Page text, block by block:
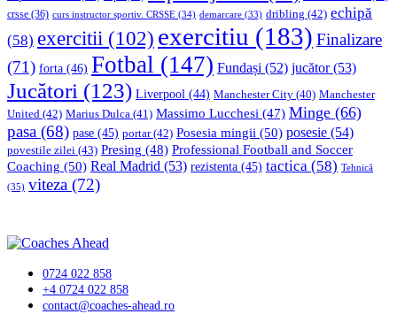
crsse (36) curs instructor sportiv. CRSSE (34) demarcare (33) dribling (42) echipă
(58) exercitii (102) exercitiu (183) Finalizare
(71) forta (46) Fotbal (147) Fundași (52) jucător(53)
Jucători (123) Liverpool (44) Manchester City (40) Manchester
United (42) Marius Dulca (41) Massimo Lucchesi (47) Minge (66)
pasa (68) pase (45) portar(42) Posesia mingii (50) posesie (54)
povestile zilei (43) Presing (48) Professional Football and Soccer
Coaching (50) Real Madrid (53) rezistenta (45) tactica (58) Tehnică
(35) viteza (72)
0724 022 858
+4 0724 022 858
contact@coaches-ahead.ro